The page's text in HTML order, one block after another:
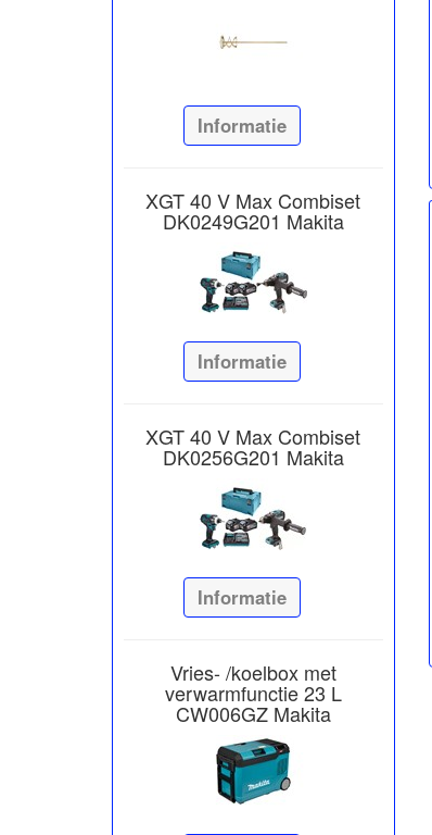
Informatie
XGT 40 V Max Combiset
DK0249G201 Makita
Informatie
XGT 40 V Max Combiset
DK0256G201 Makita
Informatie
Vries- /koelbox met
verwarmfunctie 23 L
CW006GZ Makita